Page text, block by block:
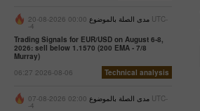
مدى الصلة بالموضوع 00:00 2026-08-20 UTC-
-4
Trading Signals for EUR/USD on August 6-8,
2026: sell below 1.1570 (200 EMA - 7/8
Murray)
06:27 2026-08-06
Technical analysis
مدى الصلة بالموضوع 02:00 2026-08-07 UTC-
-4